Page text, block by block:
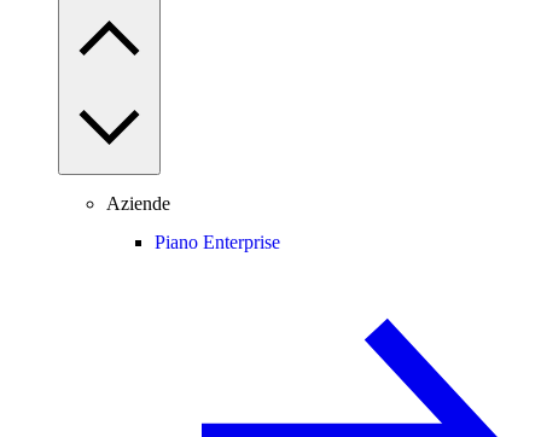
Aziende
Piano Enterprise